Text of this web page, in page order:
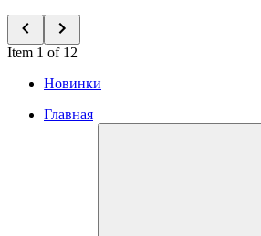
Item 1 of 12
Новинки
Главная